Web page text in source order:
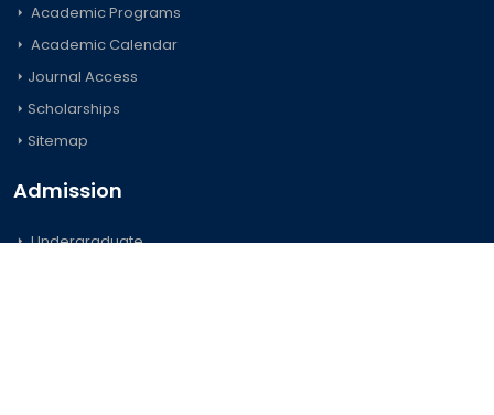
Academic Programs
Academic Calendar
Journal Access
Scholarships
Sitemap
Admission
Undergraduate